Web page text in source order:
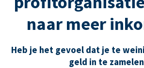
naar meer
Heb je het gevoel dat je te
geld in te